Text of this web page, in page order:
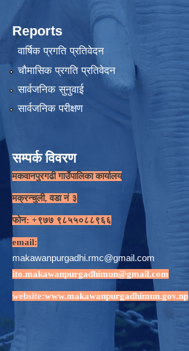
Reports
वार्षिक प्रगति प्रतिवेदन
चौमासिक प्रगति प्रतिवेदन
सार्वजनिक सुनुवाई
सार्वजनिक परीक्षण
सम्पर्क विवरण
मकवानपुरगढी गाउँपालिका कार्यालय
मक्रन्चुली, वडा नं ३
फोन: +९७७ ९८५५०८८९६६
email:
makawanpurgadhi.rmc@gmail.com
ito.makawanpurgadhimun@gmail.com
website:www.makawanpurgadhimun.gov.np